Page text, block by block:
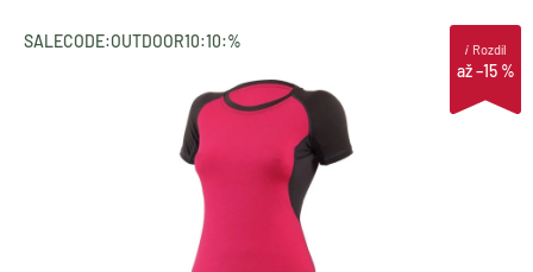
SALECODE:OUTDOOR10:10:%
až –15 %
iRozdíl